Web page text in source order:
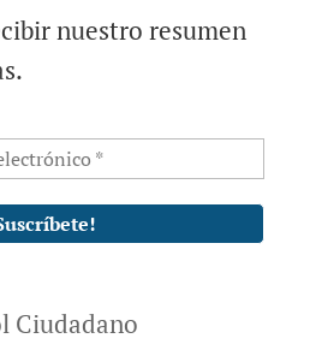
nuestro resumen
Ciudadano